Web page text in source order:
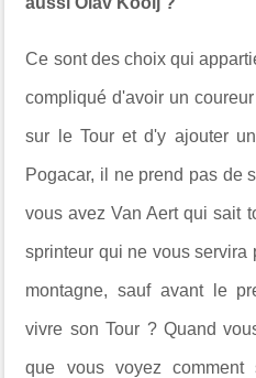
Ce sont des choix qui
compliqué d'avoir un
sur le Tour et d'y ajouter
Pogacar, il ne prend pas de
vous avez Van Aert qui sait
sprinteur qui ne vous servira
montagne, sauf avant le
vivre son Tour ? Quand
que vous voyez comment